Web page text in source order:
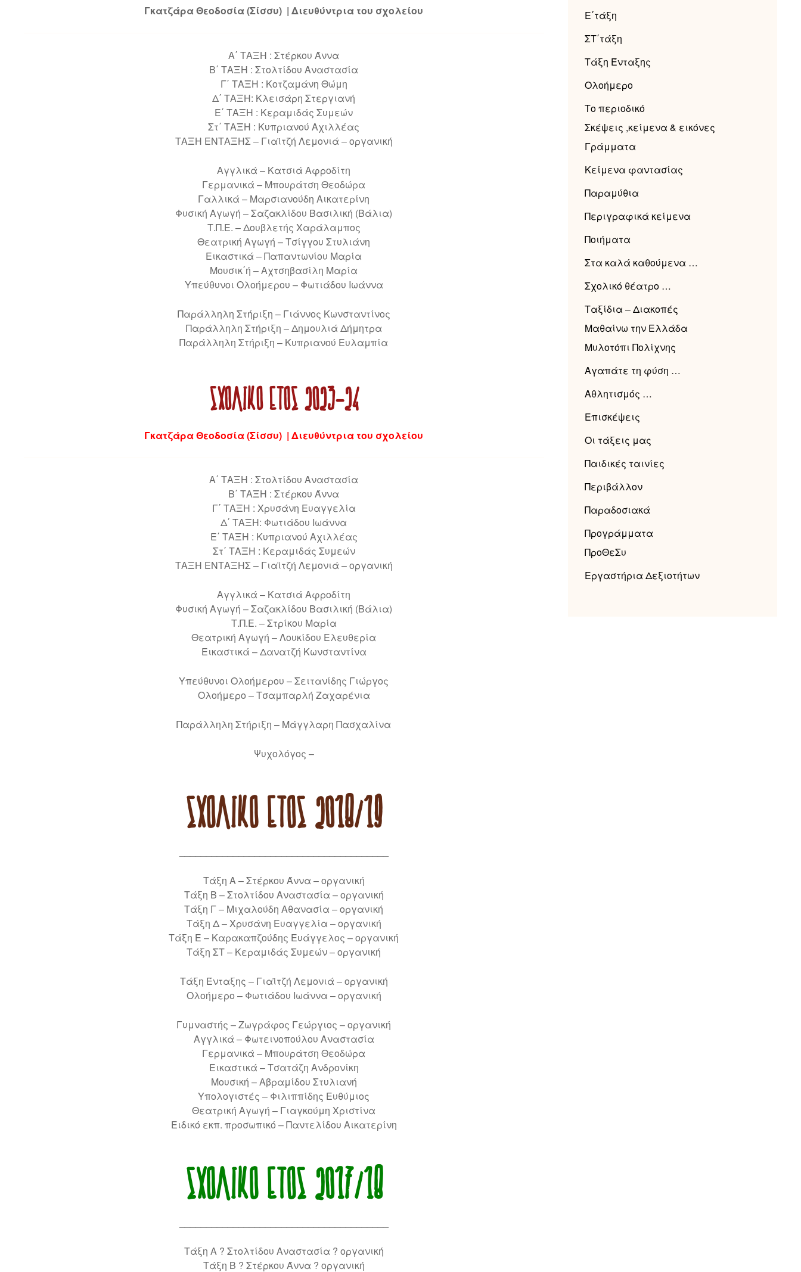
Γκατζάρα Θεοδοσία (Σίσσυ) | Διευθύντρια του σχολείου
Α΄ ΤΑΞΗ : Στέρκου Άννα
Β΄ ΤΑΞΗ : Στολτίδου Αναστασία
Γ΄ ΤΑΞΗ : Κοτζαμάνη Θώμη
Δ΄ ΤΑΞΗ: Κλεισάρη Στεργιανή
Ε΄ ΤΑΞΗ : Κεραμιδάς Συμεών
Στ΄ ΤΑΞΗ : Κυπριανού Αχιλλέας
ΤΑΞΗ ΕΝΤΑΞΗΣ – Γιαϊτζή Λεμονιά – οργανική
Αγγλικά – Κατσιά Αφροδίτη
Γερμανικά – Μπουράτση Θεοδώρα
Γαλλικά – Μαρσιανούδη Αικατερίνη
Φυσική Αγωγή – Σαζακλίδου Βασιλική (Βάλια)
Τ.Π.Ε. – Δουβλετής Χαράλαμπος
Θεατρική Αγωγή – Τσίγγου Στυλιάνη
Εικαστικά – Παπαντωνίου Μαρία
Μουσικ΄ή – Αχτσηβασίλη Μαρία
Υπεύθυνοι Ολοήμερου – Φωτιάδου Ιωάννα
Παράλληλη Στήριξη – Γιάννος Κωνσταντίνος
Παράλληλη Στήριξη – Δημουλιά Δήμητρα
Παράλληλη Στήριξη – Κυπριανού Ευλαμπία
ΣΧΟΛΙΚΌ ΈΤΟΣ 2023-24
Γκατζάρα Θεοδοσία (Σίσσυ) | Διευθύντρια του σχολείου
Α΄ ΤΑΞΗ : Στολτίδου Αναστασία
Β΄ ΤΑΞΗ : Στέρκου Άννα
Γ΄ ΤΑΞΗ : Χρυσάνη Ευαγγελία
Δ΄ ΤΑΞΗ: Φωτιάδου Ιωάννα
Ε΄ ΤΑΞΗ : Κυπριανού Αχιλλέας
Στ΄ ΤΑΞΗ : Κεραμιδάς Συμεών
ΤΑΞΗ ΕΝΤΑΞΗΣ – Γιαϊτζή Λεμονιά – οργανική
Αγγλικά – Κατσιά Αφροδίτη
Φυσική Αγωγή – Σαζακλίδου Βασιλική (Βάλια)
Τ.Π.Ε. – Στρίκου Μαρία
Θεατρική Αγωγή – Λουκίδου Ελευθερία
Εικαστικά – Δανατζή Κωνσταντίνα
Υπεύθυνοι Ολοήμερου – Σειτανίδης Γιώργος
Ολοήμερο – Τσαμπαρλή Ζαχαρένια
Παράλληλη Στήριξη – Μάγγλαρη Πασχαλίνα
Ψυχολόγος –
ΣΧΟΛΙΚΌ ΈΤΟΣ 2018/19
Τάξη Α – Στέρκου Άννα – οργανική
Τάξη Β – Στολτίδου Αναστασία – οργανική
Τάξη Γ – Μιχαλούδη Αθανασία – οργανική
Τάξη Δ – Χρυσάνη Ευαγγελία – οργανική
Τάξη Ε – Καρακαπζούδης Ευάγγελος – οργανική
Τάξη ΣΤ – Κεραμιδάς Συμεών – οργανική
Τάξη Ένταξης – Γιαϊτζή Λεμονιά – οργανική
Ολοήμερο – Φωτιάδου Ιωάννα – οργανική
Γυμναστής – Ζωγράφος Γεώργιος – οργανική
Αγγλικά – Φωτεινοπούλου Αναστασία
Γερμανικά – Μπουράτση Θεοδώρα
Εικαστικά – Τσατάζη Ανδρονίκη
Μουσική – Αβραμίδου Στυλιανή
Υπολογιστές – Φιλιππίδης Ευθύμιος
Θεατρική Αγωγή – Γιαγκούμη Χριστίνα
Ειδικό εκπ. προσωπικό – Παντελίδου Αικατερίνη
ΣΧΟΛΙΚΌ ΈΤΟΣ 2017/18
Τάξη Α ? Στολτίδου Αναστασία ? οργανική
Τάξη Β ? Στέρκου Άννα ? οργανική
Ε΄τάξη
ΣΤ΄τάξη
Τάξη Ένταξης
Ολοήμερο
Το περιοδικό
Σκέψεις ,κείμενα & εικόνες
Γράμματα
Κείμενα φαντασίας
Παραμύθια
Περιγραφικά κείμενα
Ποιήματα
Στα καλά καθούμενα …
Σχολικό θέατρο …
Ταξίδια – Διακοπές
Μαθαίνω την Ελλάδα
Μυλοτόπι Πολίχνης
Αγαπάτε τη φύση …
Αθλητισμός …
Επισκέψεις
Οι τάξεις μας
Παιδικές ταινίες
Περιβάλλον
Παραδοσιακά
Προγράμματα
ΠροΘεΣυ
Εργαστήρια Δεξιοτήτων